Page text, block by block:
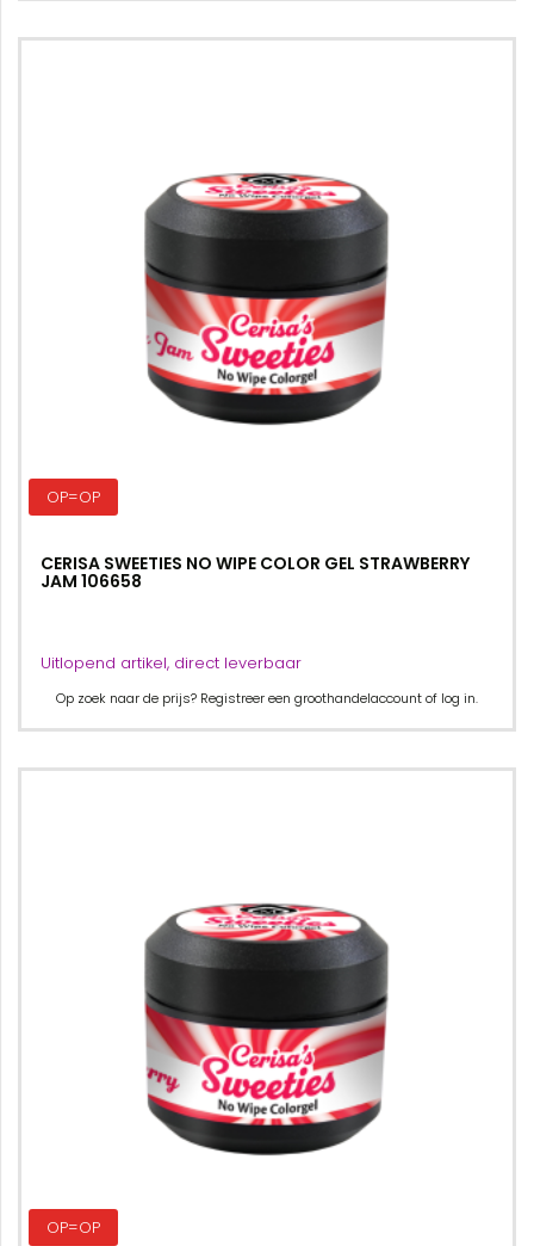
OP=OP
CERISA SWEETIES NO WIPE COLOR GEL STRAWBERRY
JAM 106658
Uitlopend artikel, direct leverbaar
Op zoek naar de prijs? Registreer een groothandelaccount of log in.
OP=OP